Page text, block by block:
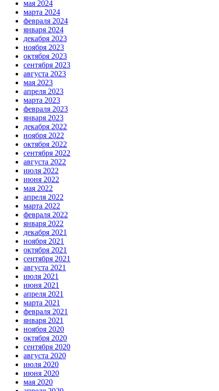
мая 2024
марта 2024
февраля 2024
января 2024
декабря 2023
ноября 2023
октября 2023
сентября 2023
августа 2023
мая 2023
апреля 2023
марта 2023
февраля 2023
января 2023
декабря 2022
ноября 2022
октября 2022
сентября 2022
августа 2022
июля 2022
июня 2022
мая 2022
апреля 2022
марта 2022
февраля 2022
января 2022
декабря 2021
ноября 2021
октября 2021
сентября 2021
августа 2021
июля 2021
июня 2021
апреля 2021
марта 2021
февраля 2021
января 2021
ноября 2020
октября 2020
сентября 2020
августа 2020
июля 2020
июня 2020
мая 2020